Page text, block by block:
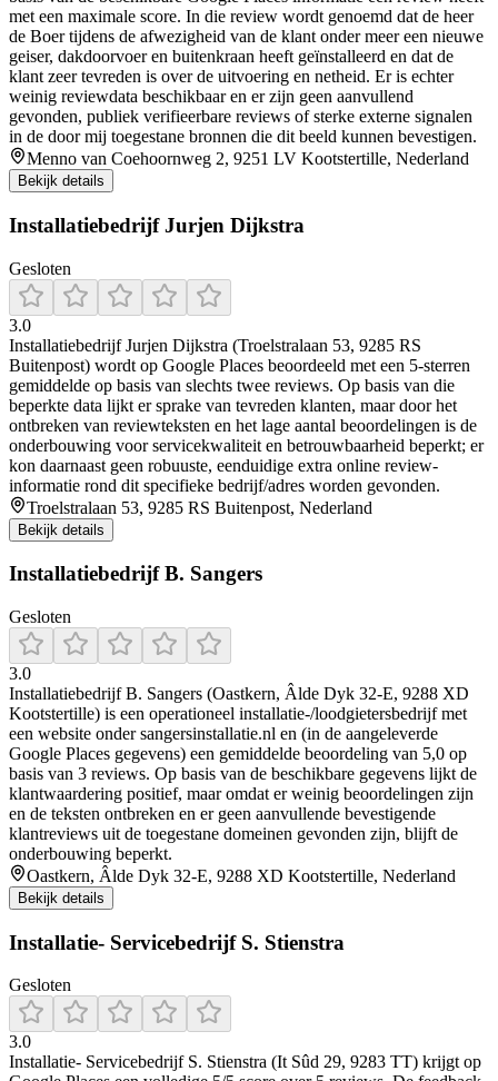
met een maximale score. In die review wordt genoemd dat de heer
de Boer tijdens de afwezigheid van de klant onder meer een nieuwe
geiser, dakdoorvoer en buitenkraan heeft geïnstalleerd en dat de
klant zeer tevreden is over de uitvoering en netheid. Er is echter
weinig reviewdata beschikbaar en er zijn geen aanvullend
gevonden, publiek verifieerbare reviews of sterke externe signalen
in de door mij toegestane bronnen die dit beeld kunnen bevestigen.
Menno van Coehoornweg 2, 9251 LV Kootstertille, Nederland
Bekijk details
Installatiebedrijf Jurjen Dijkstra
Gesloten
3.0
Installatiebedrijf Jurjen Dijkstra (Troelstralaan 53, 9285 RS
Buitenpost) wordt op Google Places beoordeeld met een 5-sterren
gemiddelde op basis van slechts twee reviews. Op basis van die
beperkte data lijkt er sprake van tevreden klanten, maar door het
ontbreken van reviewteksten en het lage aantal beoordelingen is de
onderbouwing voor servicekwaliteit en betrouwbaarheid beperkt; er
kon daarnaast geen robuuste, eenduidige extra online review-
informatie rond dit specifieke bedrijf/adres worden gevonden.
Troelstralaan 53, 9285 RS Buitenpost, Nederland
Bekijk details
Installatiebedrijf B. Sangers
Gesloten
3.0
Installatiebedrijf B. Sangers (Oastkern, Âlde Dyk 32-E, 9288 XD
Kootstertille) is een operationeel installatie-/loodgietersbedrijf met
een website onder sangersinstallatie.nl en (in de aangeleverde
Google Places gegevens) een gemiddelde beoordeling van 5,0 op
basis van 3 reviews. Op basis van de beschikbare gegevens lijkt de
klantwaardering positief, maar omdat er weinig beoordelingen zijn
en de teksten ontbreken en er geen aanvullende bevestigende
klantreviews uit de toegestane domeinen gevonden zijn, blijft de
onderbouwing beperkt.
Oastkern, Âlde Dyk 32-E, 9288 XD Kootstertille, Nederland
Bekijk details
Installatie- Servicebedrijf S. Stienstra
Gesloten
3.0
Installatie- Servicebedrijf S. Stienstra (It Sûd 29, 9283 TT) krijgt op